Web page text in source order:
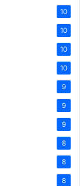
10
10
10
10
9
9
9
8
8
8